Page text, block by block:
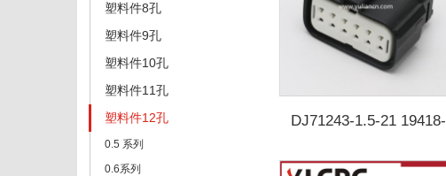
塑料件8孔
塑料件9孔
塑料件10孔
塑料件11孔
塑料件12孔
0.5 系列
0.6系列
DJ71243-1.5-21 19418-